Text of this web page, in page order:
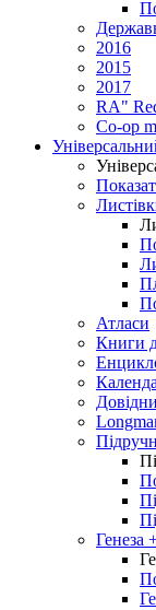
2016
2015
2017
RA"
Co-op
Атласи
Книги
Генеза